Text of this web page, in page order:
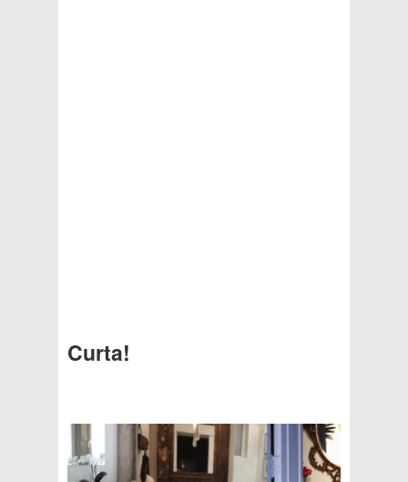
Curta!